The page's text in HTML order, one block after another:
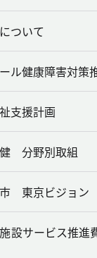
ついて
ル健康障害対策
支援計画
分野別取組
東京ビジョン
設サービス推